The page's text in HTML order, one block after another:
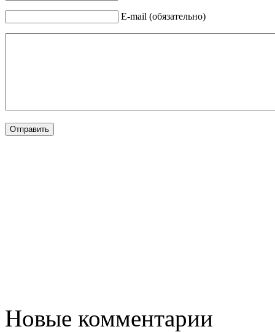
E-mail (обязательно)
Новые комментарии